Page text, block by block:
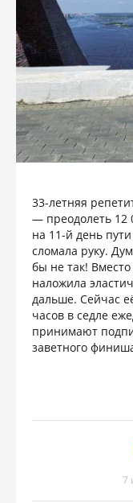
33-летняя
— преодолеть 12
на 11-й день
сломала руку.
бы не так!
наложила
дальше. Сейчас
часов в седле
принимают
заветного
7